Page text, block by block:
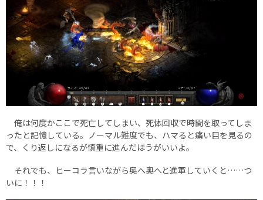
俺は何度かここで死亡してしまい、死体回収で時間を取ってしま
ったと記憶している。ノーマル難度でも、ハマると痛い目を見るの
で、くり返しになるが慎重に進んだほうがいいよ。
それでも、ヒーコラ言いながら奥へ奥へと進軍していくと……つ
いに！！！